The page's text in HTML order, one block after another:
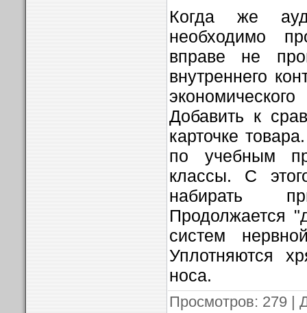
Когда же
необходимо
вправе не
внутреннего
Добавить к
карточке
по учебным
классы. С
набирать
Продолжается
систем
Уплотняются
носа.
Просмотров: 279 |